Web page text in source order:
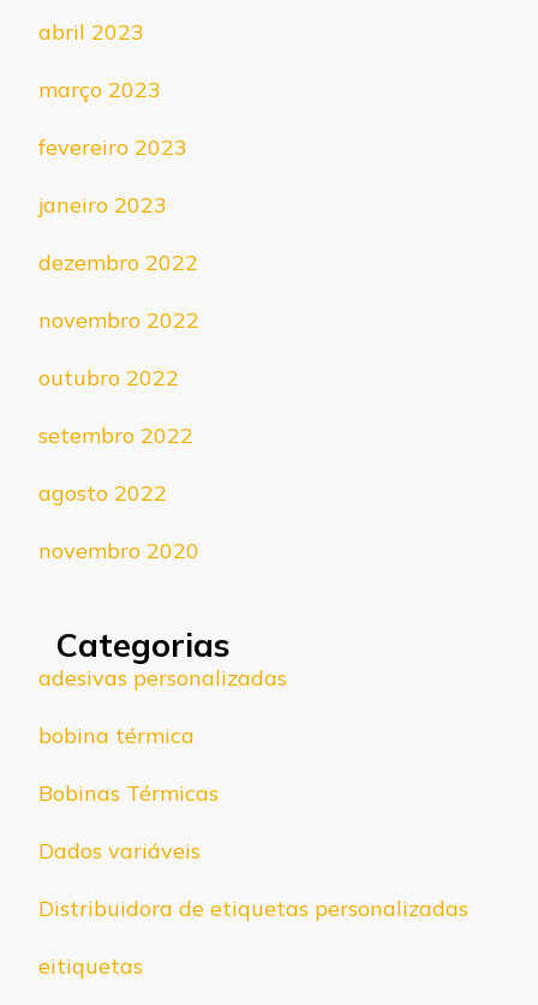
abril 2023
março 2023
fevereiro 2023
janeiro 2023
dezembro 2022
novembro 2022
outubro 2022
setembro 2022
agosto 2022
novembro 2020
Categorias
adesivas personalizadas
bobina térmica
Bobinas Térmicas
Dados variáveis
Distribuidora de etiquetas personalizadas
eitiquetas